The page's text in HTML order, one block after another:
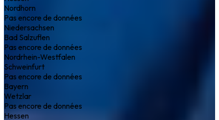
Nordhorn
Pas encore de données
Niedersachsen
Bad Salzuflen
Pas encore de données
Nordrhein-Westfalen
Schweinfurt
Pas encore de données
Bayern
Wetzlar
Pas encore de données
Hessen